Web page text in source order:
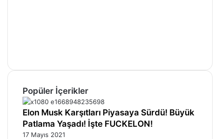
Popüler İçerikler
Elon Musk Karşıtları Piyasaya Sürdü! Büyük
Patlama Yaşadı! İşte FUCKELON!
17 Mayıs 2021